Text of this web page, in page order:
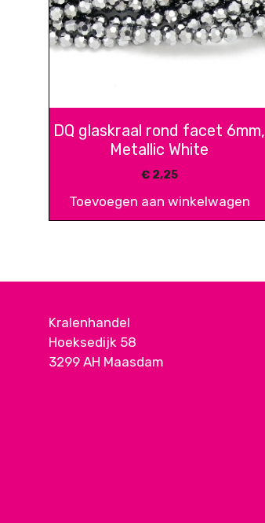
DQ glaskraal rond facet 6mm,
Metallic White
€2,25
Toevoegen aan winkelwagen
Kralenhandel
Hoeksedijk 58
3299 AH Maasdam